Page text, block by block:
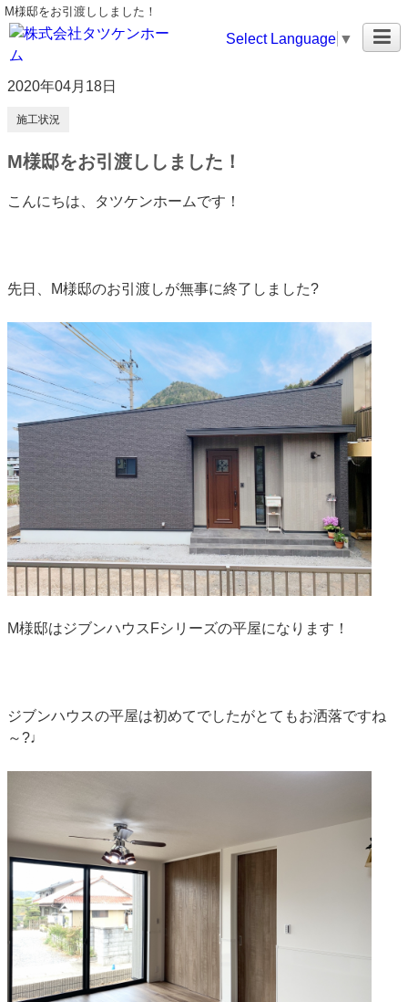
M様邸をお引渡ししました！
Select Language ▼
2020年04月18日
施工状況
M様邸をお引渡ししました！
こんにちは、タツケンホームです！
先日、M様邸のお引渡しが無事に終了しました?
M様邸はジブンハウスFシリーズの平屋になります！
ジブンハウスの平屋は初めてでしたがとてもお洒落ですね
～?♩